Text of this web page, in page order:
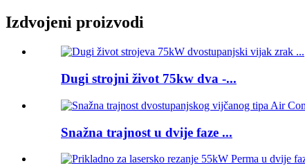
Izdvojeni proizvodi
Dugi strojni život 75kw dva -...
Snažna trajnost u dvije faze ...